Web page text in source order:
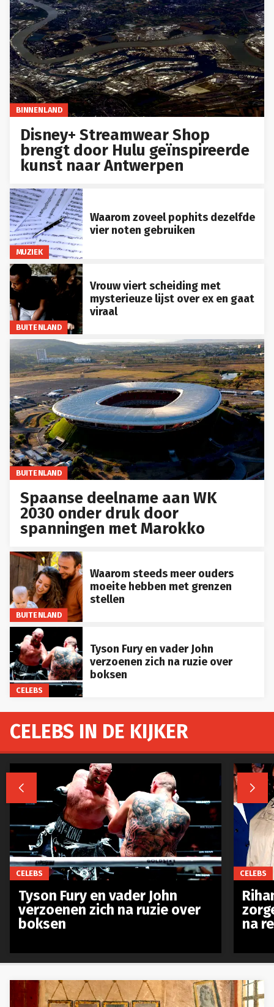
BINNENLAND
Disney+ Streamwear Shop
brengt door Hulu geïnspireerde
kunst naar Antwerpen
MUZIEK
Waarom zoveel pophits dezelfde
vier noten gebruiken
BUITENLAND
Vrouw viert scheiding met
mysterieuze lijst over ex en gaat
viraal
BUITENLAND
Spaanse deelname aan WK
2030 onder druk door
spanningen met Marokko
BUITENLAND
Waarom steeds meer ouders
moeite hebben met grenzen
stellen
CELEBS
Tyson Fury en vader John
verzoenen zich na ruzie over
boksen
CELEBS IN DE KIJKER
 
CELEBS
Tyson Fury en vader John
verzoenen zich na ruzie over
boksen
CELEBS
na